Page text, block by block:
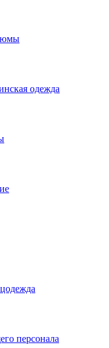
одежда
персонала